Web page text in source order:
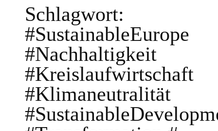
Schlagwort:
#SustainableEurope
#Nachhaltigkeit
#Kreislaufwirtschaft
#Klimaneutralität